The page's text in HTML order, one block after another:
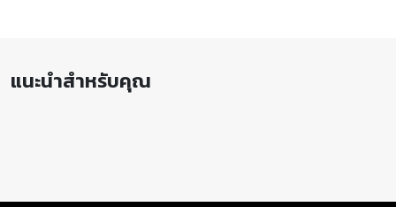
แนะนำสำหรับคุณ